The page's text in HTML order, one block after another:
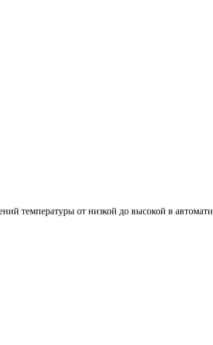
температуры от низкой до высокой в